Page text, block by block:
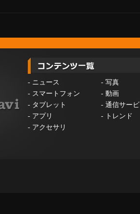
- ニュース - 写真
- スマートフォン - 動画
- タブレット - 通信サー
- アプリ -
トレンド
- アクセサリ